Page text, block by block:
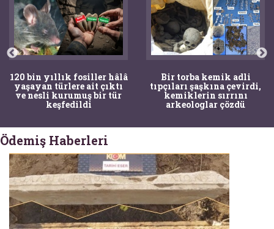
120 bin yıllık fosiller hâlâ
yaşayan türlere ait çıktı
ve nesli kurumuş bir tür
keşfedildi
Bir torba kemik adli
tıpçıları şaşkına çevirdi,
kemiklerin sırrını
arkeologlar çözdü
Ödemiş Haberleri